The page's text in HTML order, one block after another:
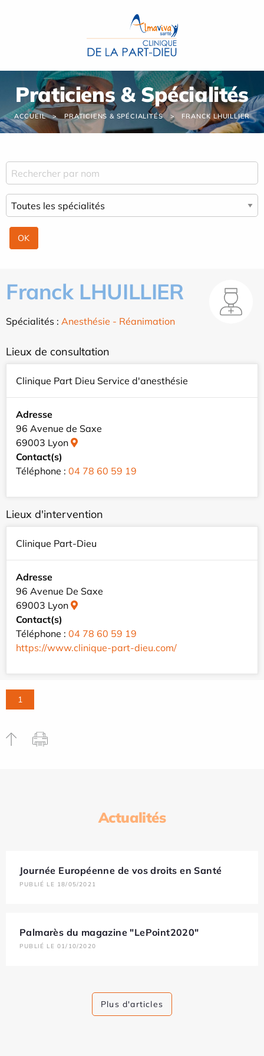
Praticiens & Spécialités
ACCUEIL PRATICIENS & SPÉCIALITÉS FRANCK LHUILLIER
Franck LHUILLIER
Spécialités : Anesthésie - Réanimation
Lieux de consultation
Clinique Part Dieu Service d'anesthésie
Adresse
96 Avenue de Saxe
69003 Lyon
Contact(s)
Téléphone : 04 78 60 59 19
Lieux d'intervention
Clinique Part-Dieu
Adresse
96 Avenue De Saxe
69003 Lyon
Contact(s)
Téléphone : 04 78 60 59 19
https://www.clinique-part-dieu.com/
1
Actualités
Journée Européenne de vos droits en Santé
PUBLIÉ LE 18/05/2021
Palmarès du magazine "LePoint2020"
PUBLIÉ LE 01/10/2020
Plus d'articles